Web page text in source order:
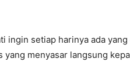
ingin setiap harinya ada
menyasar langsung